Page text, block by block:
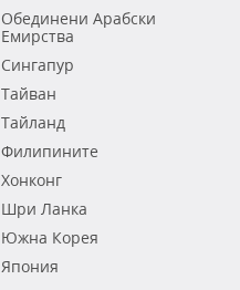
Обединени Арабски
Емирства
Сингапур
Тайван
Тайланд
Филипините
Хонконг
Шри Ланка
Южна Корея
Япония